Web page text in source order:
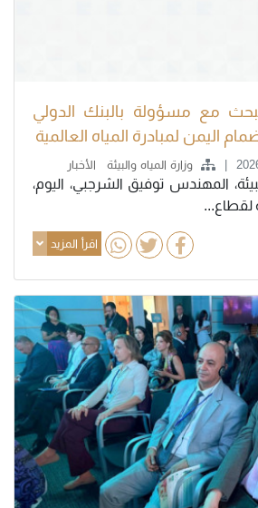
مع مسؤولة بالبنك الدولي
اليمن لمبادرة المياه العالمية
وزارة المياه والبيئة الأخبار
المهندس توفيق الشرجبي، اليوم،
لقطاع...
اقرأ المزيد